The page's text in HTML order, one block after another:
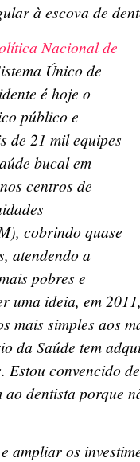
à escova de
Nacional de
Único de
é hoje o
público e
de 21 mil equipes
bucal em
centros de
cobrindo quase
atendendo a
pobres e
uma ideia, em
mais simples aos
da Saúde tem
convencido
ao dentista porque
ampliar os